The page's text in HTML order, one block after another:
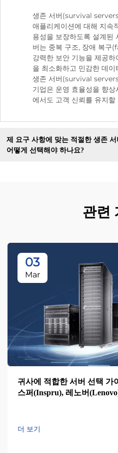
생존 서버(survival
애플리케이션에 대해 지속
용성을 보장하도록 설계된
버는 중복 구조, 장애 복구
강력한 보안 기능을 제공
을 최소화하고 민감한 데이
생존 서버(survival
기업은 운영 효율성을 향
에서도 고객 신뢰를 유지할
제 요구 사항에 맞는 적절한 생존
어떻게 선택해야 하나요?
관련
03
Mar
귀사에 적합한 서버 선택 가
스퍼(Inspru), 레노버
더 보기